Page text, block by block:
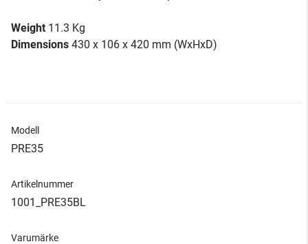
Weight 11.3 Kg
Dimensions 430 x 106 x 420 mm (WxHxD)
Modell
PRE35
Artikelnummer
1001_PRE35BL
Varumärke